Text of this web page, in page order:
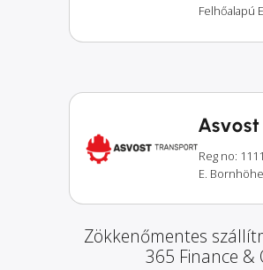
Felhőalapú
Asvost
Reg no:
E.
Zökkenőmentes
365 Finance &